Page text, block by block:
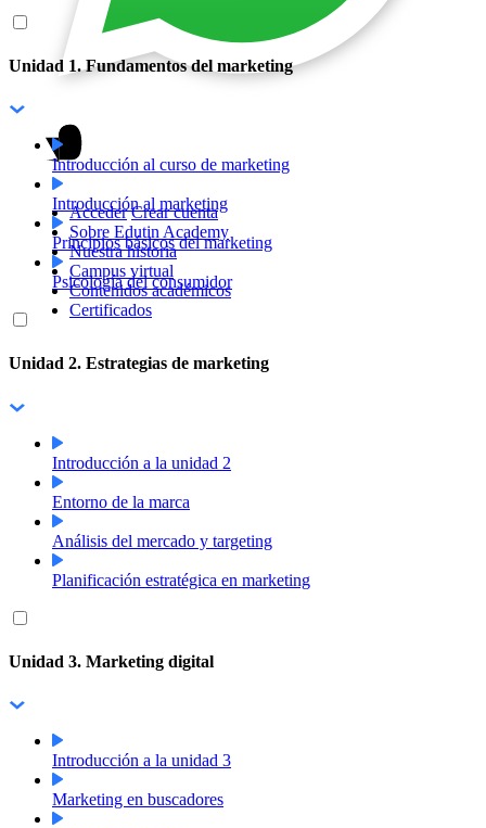
Acceder Crear cuenta
Sobre Edutin Academy
Nuestra historia
Campus virtual
Contenidos académicos
Certificados
Unidad 1. Fundamentos del marketing
Introducción al curso de marketing
Introducción al marketing
Principios básicos del marketing
Psicología del consumidor
Unidad 2. Estrategias de marketing
Introducción a la unidad 2
Entorno de la marca
Análisis del mercado y targeting
Planificación estratégica en marketing
Unidad 3. Marketing digital
Introducción a la unidad 3
Marketing en buscadores